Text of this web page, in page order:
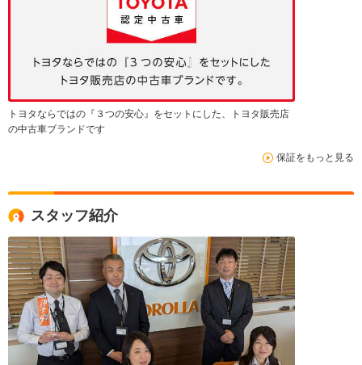
トヨタならではの『３つの安心』をセットにした、トヨタ販売店
の中古車ブランドです
保証をもっと見る
スタッフ紹介